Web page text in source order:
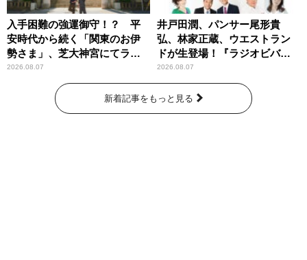
入手困難の強運御守！？ 平
安時代から続く「関東のお伊
勢さま」、芝大神宮にてラン
パンプスが合格祈願！
2026.08.07
井戸田潤、パンサー尾形貴
弘、林家正蔵、ウエストラン
ドが生登場！『ラジオビバリ
ー昼ズ』
2026.08.07
新着記事をもっと見る